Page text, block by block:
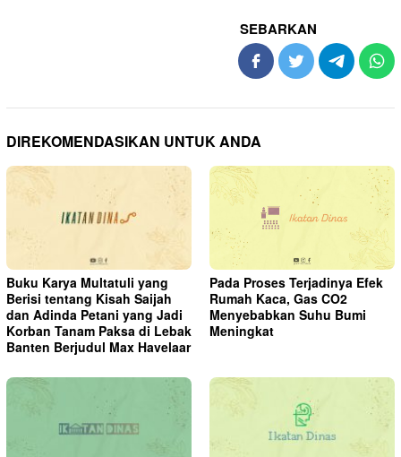
SEBARKAN
DIREKOMENDASIKAN UNTUK ANDA
Buku Karya Multatuli yang
Berisi tentang Kisah Saijah
dan Adinda Petani yang Jadi
Korban Tanam Paksa di Lebak
Banten Berjudul Max Havelaar
Pada Proses Terjadinya Efek
Rumah Kaca, Gas CO2
Menyebabkan Suhu Bumi
Meningkat